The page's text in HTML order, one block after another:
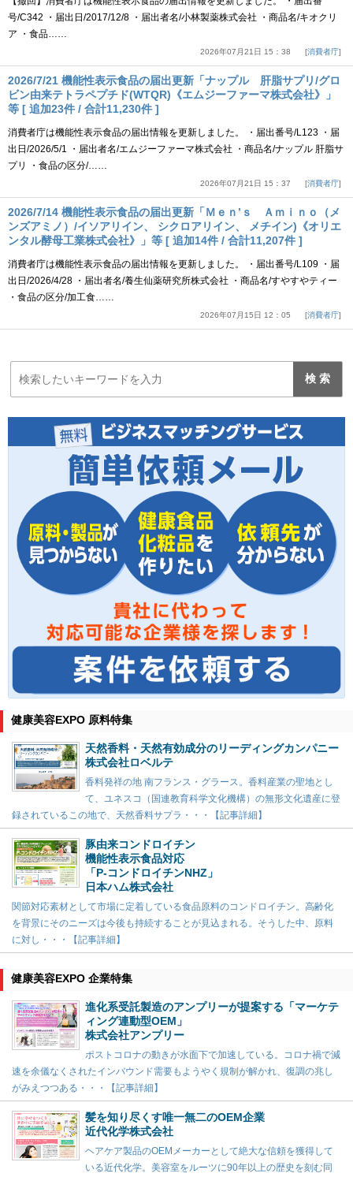
号/C342 ・届出日/2017/12/8 ・届出者名/小林製薬株式会社 ・商品名/キオクリ
ア ・食品……
2026年07月21日 15：38 消費者庁
2026/7/21 機能性表示食品の届出更新「ナップル 肝脂サプリ/グロ
ビン由来テトラペプチド(WTQR)《エムジーファーマ株式会社》」
等 [ 追加23件 / 合計11,230件 ]
消費者庁は機能性表示食品の届出情報を更新しました。 ・届出番号/L123 ・届
出日/2026/5/1 ・届出者名/エムジーファーマ株式会社 ・商品名/ナップル 肝脂サ
プリ ・食品の区分/……
2026年07月21日 15：37 消費者庁
2026/7/14 機能性表示食品の届出更新「Ｍｅｎ’ｓ Ａｍｉｎｏ（メ
ンズアミノ）/イソアリイン、 シクロアリイン、 メチイン)《オリエ
ンタル酵母工業株式会社》」等 [ 追加14件 / 合計11,207件 ]
消費者庁は機能性表示食品の届出情報を更新しました。 ・届出番号/L109 ・届
出日/2026/4/28 ・届出者名/養生仙薬研究所株式会社 ・商品名/すやすやティー
・食品の区分/加工食……
2026年07月15日 12：05 消費者庁
健康美容EXPO 原料特集
天然香料・天然有効成分のリーディングカンパニー
株式会社ロベルテ
香料発祥の地 南フランス・グラース。香料産業の聖地とし
て、ユネスコ（国連教育科学文化機構）の無形文化遺産に登
録されているこの地で、天然香料サプラ・・・【記事詳細】
豚由来コンドロイチン
機能性表示食品対応
「P-コンドロイチンNHZ」
日本ハム株式会社
関節対応素材として市場に定着している食品原料のコンドロイチン。高齢化
を背景にそのニーズは今後も持続することが見込まれる。そうした中、原料
に対し・・・【記事詳細】
健康美容EXPO 企業特集
進化系受託製造のアンプリーが提案する「マーケテ
ィング連動型OEM」
株式会社アンプリー
ポストコロナの動きが水面下で加速している。コロナ禍で減
速を余儀なくされたインバウンド需要もようやく規制が解かれ、復調の兆し
がみえつつある・・・【記事詳細】
髪を知り尽くす唯一無二のOEM企業
近代化学株式会社
ヘアケア製品のOEMメーカーとして絶大な信頼を獲得して
いる近代化学。美容室をルーツに90年以上の歴史を刻む同